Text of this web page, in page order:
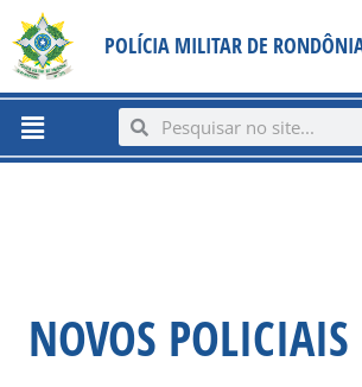
content
para
conteúdo
POLÍCIA MILITAR DE
Menu SearchSearch
NOVOS POLICIAIS